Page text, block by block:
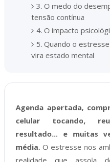
3. O medo do
tensão contínua
4. O impacto
5. Quando o
vira estado mental
Agenda apertada,
celular tocando,
resultado... e muitas
média.O estresse nos
realidade que assola